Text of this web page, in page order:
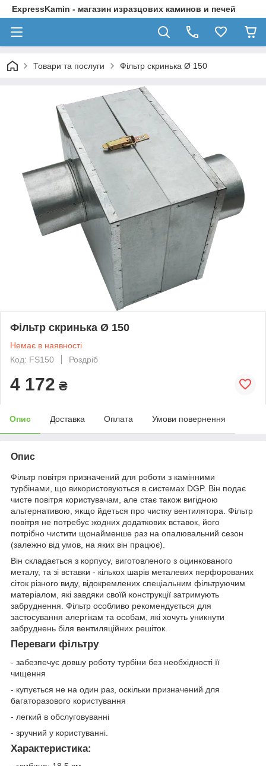
ExpressKamin - магазин изразцових каминов и печей
Товари та послуги Фільтр скринька Ø 150
Фільтр скринька Ø 150
Немає в наявності
Код: FS150
Роздріб
4 172 ₴
Опис Доставка Оплата Умови повернення
Опис
Фільтр повітря призначений для роботи з камінними
турбінами, що використовуються в системах DGP. Він подає
чисте повітря користувачам, але стає також вигідною
альтернативою, якщо йдеться про чистку вентилятора. Фільтр
повітря не потребує жодних додаткових вставок, його
потрібно чистити щонайменше раз на опалювальний сезон
(залежно від умов, на яких він працює).
Він складається з корпусу, виготовленого з оцинкованого
металу, та зі вставки - кількох шарів металевих перфорованих
сіток різного виду, відокремлених спеціальним фільтруючим
матеріалом, які завдяки своїй конструкції затримують
забруднення. Фільтр особливо рекомендується для
застосування алергікам та особам, які хочуть уникнути
забруднень біля вентиляційних решіток.
Переваги фільтру
- забезпечує довшу роботу турбіни без необхідності її
чищення
- купується не на один раз, оскільки призначений для
багаторазового користування
- легкий в обслуговуванні
- зручний у користуванні.
Характеристика: